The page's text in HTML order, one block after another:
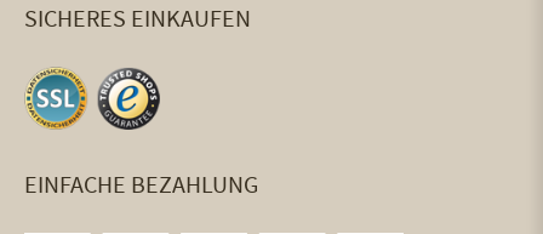
SICHERES EINKAUFEN
EINFACHE BEZAHLUNG